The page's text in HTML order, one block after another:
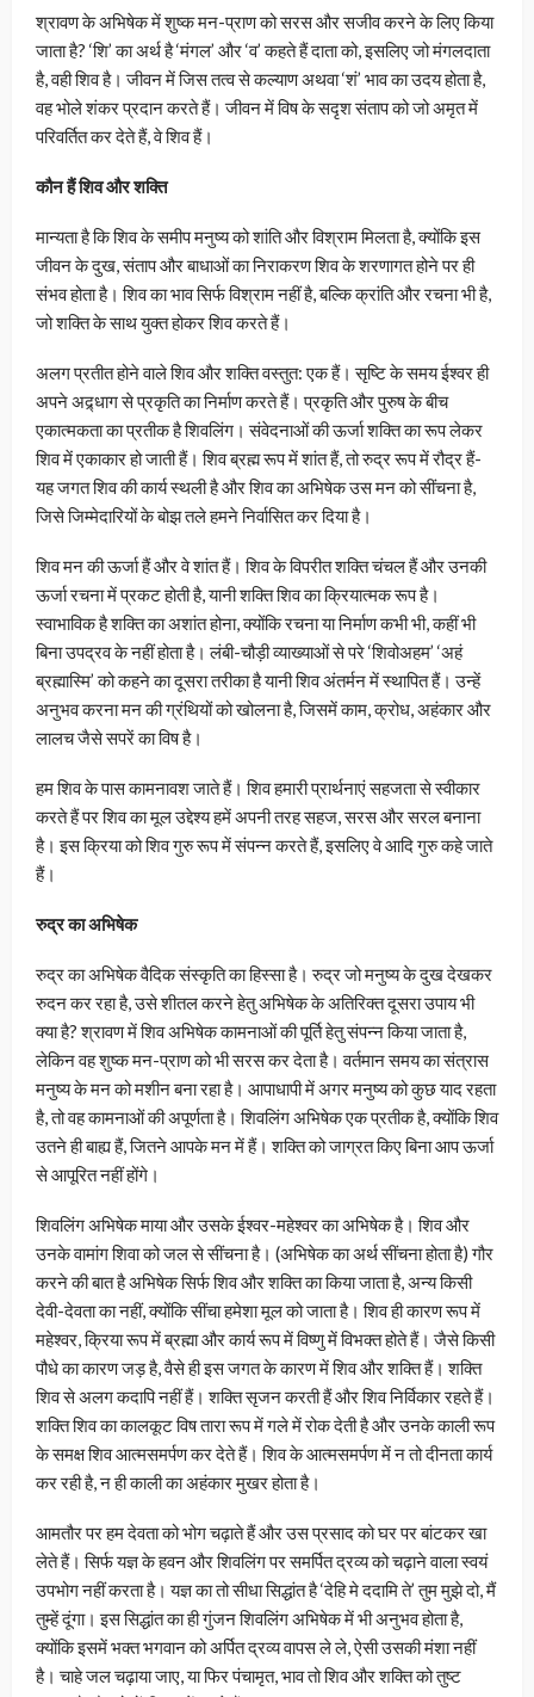
श्रावण के अभिषेक में शुष्क मन-प्राण को सरस और सजीव करने के लिए किया
जाता है? ‘शि’ का अर्थ है ‘मंगल’ और ‘व’ कहते हैं दाता को, इसलिए जो मंगलदाता
है, वही शिव है। जीवन में जिस तत्व से कल्याण अथवा ‘शं’ भाव का उदय होता है,
वह भोले शंकर प्रदान करते हैं। जीवन में विष के सदृश संताप को जो अमृत में
परिवर्तित कर देते हैं, वे शिव हैं।
कौन हैं शिव और शक्ति
मान्यता है कि शिव के समीप मनुष्य को शांति और विश्राम मिलता है, क्योंकि इस
जीवन के दुख, संताप और बाधाओं का निराकरण शिव के शरणागत होने पर ही
संभव होता है। शिव का भाव सिर्फ विश्राम नहीं है, बल्कि क्रांति और रचना भी है,
जो शक्ति के साथ युक्त होकर शिव करते हैं।
अलग प्रतीत होने वाले शिव और शक्ति वस्तुत: एक हैं। सृष्टि के समय ईश्वर ही
अपने अद्र्धाग से प्रकृति का निर्माण करते हैं। प्रकृति और पुरुष के बीच
एकात्मकता का प्रतीक है शिवलिंग। संवेदनाओं की ऊर्जा शक्ति का रूप लेकर
शिव में एकाकार हो जाती हैं। शिव ब्रह्म रूप में शांत हैं, तो रुद्र रूप में रौद्र हैं-
यह जगत शिव की कार्य स्थली है और शिव का अभिषेक उस मन को सींचना है,
जिसे जिम्मेदारियों के बोझ तले हमने निर्वासित कर दिया है।
शिव मन की ऊर्जा हैं और वे शांत हैं। शिव के विपरीत शक्ति चंचल हैं और उनकी
ऊर्जा रचना में प्रकट होती है, यानी शक्ति शिव का क्रियात्मक रूप है।
स्वाभाविक है शक्ति का अशांत होना, क्योंकि रचना या निर्माण कभी भी, कहीं भी
बिना उपद्रव के नहीं होता है। लंबी-चौड़ी व्याख्याओं से परे ‘शिवोअहम’ ‘अहं
ब्रह्मास्मि’ को कहने का दूसरा तरीका है यानी शिव अंतर्मन में स्थापित हैं। उन्हें
अनुभव करना मन की ग्रंथियों को खोलना है, जिसमें काम, क्रोध, अहंकार और
लालच जैसे सपरें का विष है।
हम शिव के पास कामनावश जाते हैं। शिव हमारी प्रार्थनाएं सहजता से स्वीकार
करते हैं पर शिव का मूल उद्देश्य हमें अपनी तरह सहज, सरस और सरल बनाना
है। इस क्रिया को शिव गुरु रूप में संपन्न करते हैं, इसलिए वे आदि गुरु कहे जाते
हैं।
रुद्र का अभिषेक
रुद्र का अभिषेक वैदिक संस्कृति का हिस्सा है। रुद्र जो मनुष्य के दुख देखकर
रुदन कर रहा है, उसे शीतल करने हेतु अभिषेक के अतिरिक्त दूसरा उपाय भी
क्या है? श्रावण में शिव अभिषेक कामनाओं की पूर्ति हेतु संपन्न किया जाता है,
लेकिन वह शुष्क मन-प्राण को भी सरस कर देता है। वर्तमान समय का संत्रास
मनुष्य के मन को मशीन बना रहा है। आपाधापी में अगर मनुष्य को कुछ याद रहता
है, तो वह कामनाओं की अपूर्णता है। शिवलिंग अभिषेक एक प्रतीक है, क्योंकि शिव
उतने ही बाह्य हैं, जितने आपके मन में हैं। शक्ति को जाग्रत किए बिना आप ऊर्जा
से आपूरित नहीं होंगे।
शिवलिंग अभिषेक माया और उसके ईश्वर-महेश्वर का अभिषेक है। शिव और
उनके वामांग शिवा को जल से सींचना है। (अभिषेक का अर्थ सींचना होता है) गौर
करने की बात है अभिषेक सिर्फ शिव और शक्ति का किया जाता है, अन्य किसी
देवी-देवता का नहीं, क्योंकि सींचा हमेशा मूल को जाता है। शिव ही कारण रूप में
महेश्वर, क्रिया रूप में ब्रह्मा और कार्य रूप में विष्णु में विभक्त होते हैं। जैसे किसी
पौधे का कारण जड़ है, वैसे ही इस जगत के कारण में शिव और शक्ति हैं। शक्ति
शिव से अलग कदापि नहीं हैं। शक्ति सृजन करती हैं और शिव निर्विकार रहते हैं।
शक्ति शिव का कालकूट विष तारा रूप में गले में रोक देती है और उनके काली रूप
के समक्ष शिव आत्मसमर्पण कर देते हैं। शिव के आत्मसमर्पण में न तो दीनता कार्य
कर रही है, न ही काली का अहंकार मुखर होता है।
आमतौर पर हम देवता को भोग चढ़ाते हैं और उस प्रसाद को घर पर बांटकर खा
लेते हैं। सिर्फ यज्ञ के हवन और शिवलिंग पर समर्पित द्रव्य को चढ़ाने वाला स्वयं
उपभोग नहीं करता है। यज्ञ का तो सीधा सिद्धांत है ‘देहि मे ददामि ते’ तुम मुझे दो, मैं
तुम्हें दूंगा। इस सिद्धांत का ही गुंजन शिवलिंग अभिषेक में भी अनुभव होता है,
क्योंकि इसमें भक्त भगवान को अर्पित द्रव्य वापस ले ले, ऐसी उसकी मंशा नहीं
है। चाहे जल चढ़ाया जाए, या फिर पंचामृत, भाव तो शिव और शक्ति को तुष्ट